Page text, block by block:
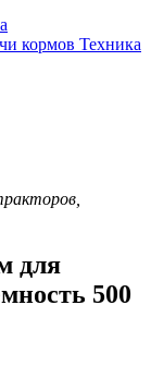
Техника
для
500